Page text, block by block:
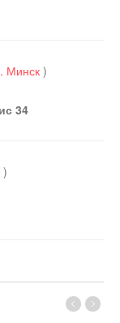
Минск)
34
)